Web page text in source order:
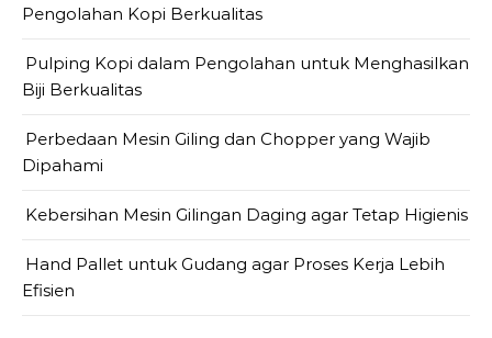
Pengolahan Kopi Berkualitas
Pulping Kopi dalam Pengolahan untuk Menghasilkan
Biji Berkualitas
Perbedaan Mesin Giling dan Chopper yang Wajib
Dipahami
Kebersihan Mesin Gilingan Daging agar Tetap Higienis
Hand Pallet untuk Gudang agar Proses Kerja Lebih
Efisien